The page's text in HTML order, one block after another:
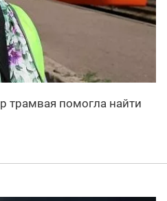
трамвая помогла найти